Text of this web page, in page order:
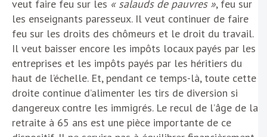
veut faire feu sur les « salauds de pauvres », feu sur
les enseignants paresseux. Il veut continuer de faire
feu sur les droits des chômeurs et le droit du travail.
Il veut baisser encore les impôts locaux payés par les
entreprises et les impôts payés par les héritiers du
haut de l’échelle. Et, pendant ce temps-là, toute cette
droite continue d’alimenter les tirs de diversion si
dangereux contre les immigrés. Le recul de l’âge de la
retraite à 65 ans est une pièce importante de ce